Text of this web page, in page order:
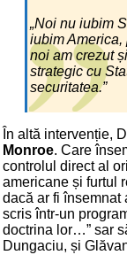
„Noi nu iubim
iubim
noi am crezut
strategic cu
securitatea.”
În altă intervenție,
Monroe. Care
controlul direct al
americane și furtul
dacă ar fi
scris într-un
doctrina lor…” sar
Dungaciu, și